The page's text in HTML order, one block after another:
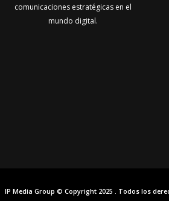
comunicaciones estratégicas en el
mundo digital.
IP Media Group © Copyright 2025 . Todos los